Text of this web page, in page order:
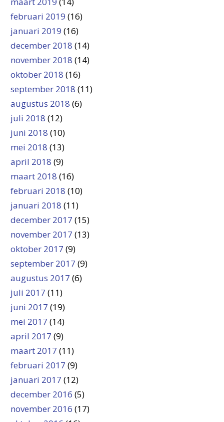
februari 2019 (16)
januari 2019 (16)
december 2018 (14)
november 2018 (14)
oktober 2018 (16)
september 2018 (11)
augustus 2018 (6)
juli 2018 (12)
juni 2018 (10)
mei 2018 (13)
april 2018 (9)
maart 2018 (16)
februari 2018 (10)
januari 2018 (11)
december 2017 (15)
november 2017 (13)
oktober 2017 (9)
september 2017 (9)
augustus 2017 (6)
juli 2017 (11)
juni 2017 (19)
mei 2017 (14)
april 2017 (9)
maart 2017 (11)
februari 2017 (9)
januari 2017 (12)
december 2016 (5)
november 2016 (17)